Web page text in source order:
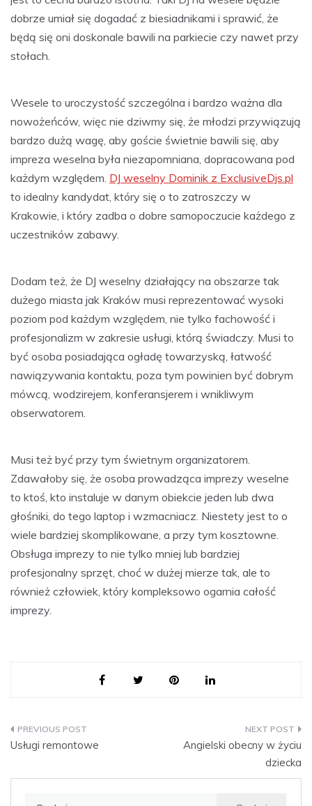
dobrze umiał się dogadać z biesiadnikami i sprawić, że
będą się oni doskonale bawili na parkiecie czy nawet przy
stołach.
Wesele to uroczystość szczególna i bardzo ważna dla
nowożeńców, więc nie dziwmy się, że młodzi przywiązują
bardzo dużą wagę, aby goście świetnie bawili się, aby
impreza weselna była niezapomniana, dopracowana pod
każdym względem. DJ weselny Dominik z ExclusiveDjs.pl
to idealny kandydat, który się o to zatroszczy w
Krakowie, i który zadba o dobre samopoczucie każdego z
uczestników zabawy.
Dodam też, że DJ weselny działający na obszarze tak
dużego miasta jak Kraków musi reprezentować wysoki
poziom pod każdym względem, nie tylko fachowość i
profesjonalizm w zakresie usługi, którą świadczy. Musi to
być osoba posiadająca ogładę towarzyską, łatwość
nawiązywania kontaktu, poza tym powinien być dobrym
mówcą, wodzirejem, konferansjerem i wnikliwym
obserwatorem.
Musi też być przy tym świetnym organizatorem.
Zdawałoby się, że osoba prowadząca imprezy weselne
to ktoś, kto instaluje w danym obiekcie jeden lub dwa
głośniki, do tego laptop i wzmacniacz. Niestety jest to o
wiele bardziej skomplikowane, a przy tym kosztowne.
Obsługa imprezy to nie tylko mniej lub bardziej
profesjonalny sprzęt, choć w dużej mierze tak, ale to
również człowiek, który kompleksowo ogarnia całość
imprezy.
Nawigacja
Usługi remontowe
Angielski obecny w życiu
dziecka